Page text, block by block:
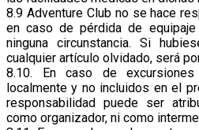
8.9 Adventure Club no se hace
en caso de pérdida de
ninguna circunstancia. Si
cualquier artículo olvidado, será
8.10. En caso de
localmente y no incluidos en el
responsabilidad puede ser
como organizador, ni como